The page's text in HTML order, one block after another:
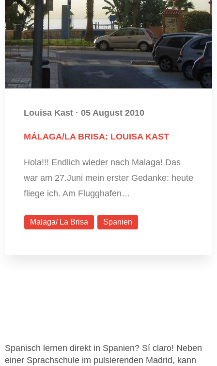
Louisa Kast · 05 August 2010
MÁLAGA/LA BRISA: LOUISA KAST
Hola!!! Endlich wieder nach Malaga! Das
war am 27.Juni mein erster Gedanke: heute
fliege ich. Am Flugghafen…
Malaga/ La Brisa Spanien
Spanisch lernen direkt in Spanien? Sí claro! Neben
einer Sprachschule im pulsierenden Madrid, kann